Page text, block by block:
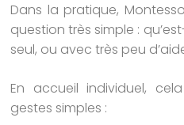
Dans la pratique,
question très simple :
seul, ou avec très peu
En accueil individuel,
gestes simples :